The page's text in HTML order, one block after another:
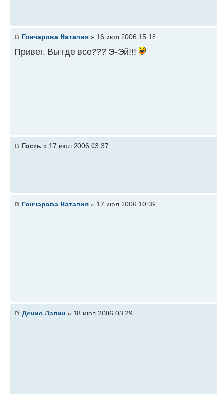
Гончарова Наталия » 16 июл 2006 15:18
Привет. Вы где все??? Э-Эй!!!
Гость » 17 июл 2006 03:37
Гончарова Наталия » 17 июл 2006 10:39
Денис Лапин » 18 июл 2006 03:29